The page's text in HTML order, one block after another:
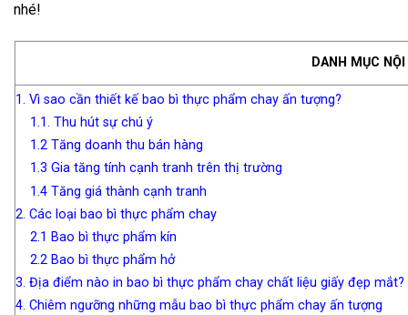
nhé!
DANH MỤC
1. Vì sao cần thiết kế bao bì thực phẩm chay ấn tượng?
1.1. Thu hút sự chú ý
1.2 Tăng doanh thu bán hàng
1.3 Gia tăng tính cạnh tranh trên thị trường
1.4 Tăng giá thành cạnh tranh
2. Các loại bao bì thực phẩm chay
2.1 Bao bì thực phẩm kín
2.2 Bao bì thực phẩm hở
3. Địa điểm nào in bao bì thực phẩm chay chất liệu giấy đẹp mắt?
4. Chiêm ngưỡng những mẫu bao bì thực phẩm chay ấn tượng